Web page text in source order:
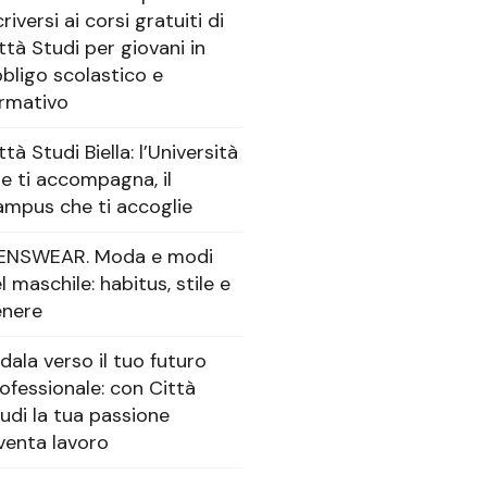
ai corsi gratuiti di
Studi per giovani in
scolastico e
Studi Biella: l’Università
ti accompagna, il
che ti accoglie
Moda e modi
maschile: habitus, stile e
verso il tuo futuro
con Città
la tua passione
lavoro